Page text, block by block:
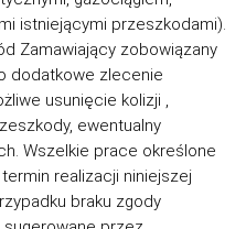
istniejącymi przeszkodami).
Zamawiający zobowiązany
dodatkowe zlecenie
usunięcie kolizji ,
ewentualny
Wszelkie prace określone
realizacji niniejszej
braku zgody